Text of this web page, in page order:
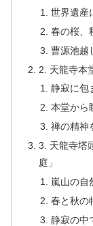
世界遺産
春の桜、
曹源池越
2. 天龍寺本
静寂に包
本堂から
禅の精神
3. 天龍寺塔
庭」
嵐山の自
春と秋の
静寂の中